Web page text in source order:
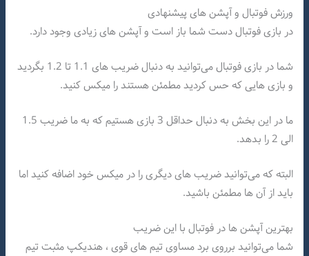
ورزش فوتبال و آپشن های پیشنهادی
در بازی فوتبال دست شما باز است و آپشن های زیادی وجود دارد.
شما در بازی فوتبال می‌توانید به دنبال ضریب های 1.1 تا 1.2 بگردید
و بازی هایی که حس کردید مطمئن هستند را میکس کنید.
ما در این بخش به دنبال حداقل 3 بازی هستیم که به ما ضریب 1.5
الی 2 را بدهد.
البته که می‌توانید ضریب های دیگری را در میکس خود اضافه کنید اما
باید از آن ها مطمئن باشید.
بهترین آپشن ها در فوتبال با این ضریب
شما می‌توانید برروی برد مساوی تیم های قوی ، هندیکپ مثبت تیم